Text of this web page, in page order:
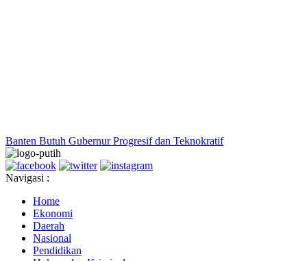
Banten Butuh Gubernur Progresif dan Teknokratif
Navigasi :
Home
Ekonomi
Daerah
Nasional
Pendidikan